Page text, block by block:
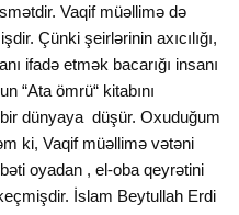
Vaqif müəllimə də
Çünki şeirlərinin axıcılığı,
ifadə etmək bacarığı insanı
“Ata ömrü“ kitabını
dünyaya düşür. Oxuduğum
ki, Vaqif müəllimə vətəni
oyadan , el-oba qeyrətini
İslam Beytullah Erdi